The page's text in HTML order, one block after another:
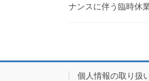
ナンスに伴う臨時休
個人情報の取り扱